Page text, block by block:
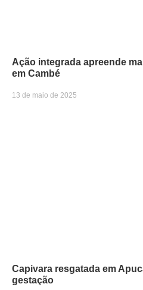
Ação integrada apreende
em Cambé
13 de maio de 2025
Capivara resgatada em
gestação